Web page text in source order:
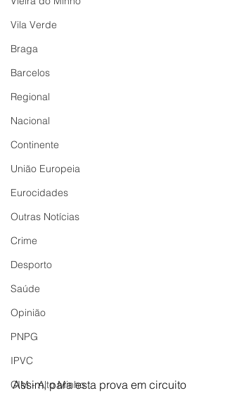
Vila Verde
Braga
Barcelos
Regional
Nacional
Continente
União Europeia
Eurocidades
Outras Notícias
Crime
Desporto
Saúde
Opinião
PNPG
IPVC
CIM - Alto Minho
Assim, para esta prova em circuito